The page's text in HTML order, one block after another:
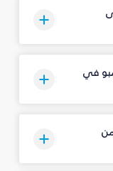
في
من